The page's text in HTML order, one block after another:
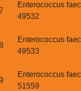
Enterococcus
49532
Enterococcus
49533
Enterococcus
51559